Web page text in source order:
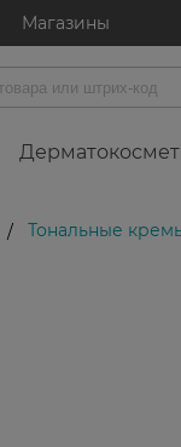
Магазины
/ Тональные